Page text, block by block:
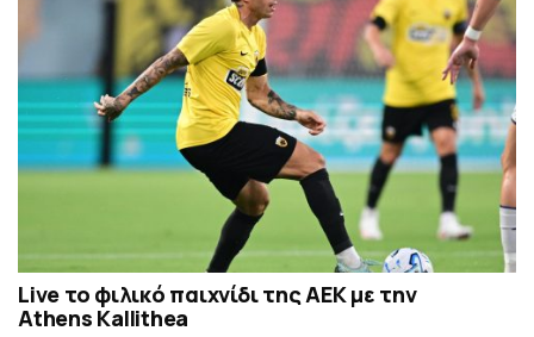
Live το φιλικό παιχνίδι της ΑΕΚ με την
Athens Kallithea